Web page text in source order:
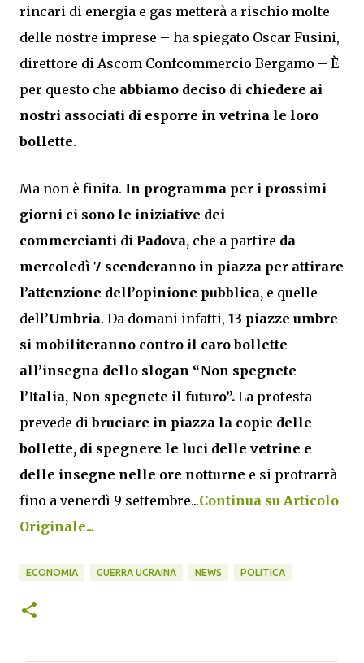
rincari di energia e gas metterà a rischio molte
delle nostre imprese – ha spiegato Oscar Fusini,
direttore di Ascom Confcommercio Bergamo – È
per questo che abbiamo deciso di chiedere ai
nostri associati di esporre in vetrina le loro
bollette.
Ma non è finita. In programma per i prossimi
giorni ci sono le iniziative dei
commercianti di Padova, che a partire da
mercoledì 7 scenderanno in piazza per attirare
l’attenzione dell’opinione pubblica, e quelle
dell’Umbria. Da domani infatti, 13 piazze umbre
si mobiliteranno contro il caro bollette
all’insegna dello slogan “Non spegnete
l’Italia, Non spegnete il futuro”. La protesta
prevede dibruciare in piazza la copie delle
bollette, di spegnere le luci delle vetrine e
delle insegne nelle ore notturne e si protrarrà
fino a venerdì 9 settembre...Continua su Articolo
Originale...
ECONOMIA GUERRA UCRAINA NEWS POLITICA